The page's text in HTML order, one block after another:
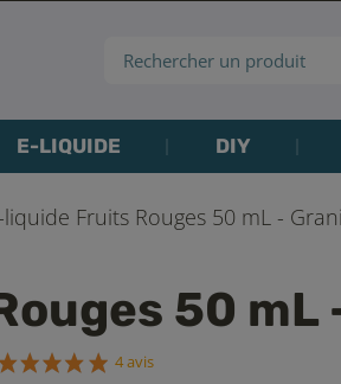
E-LIQUIDE DIY
liquide Fruits Rouges 50 mL -
50 mL
4 avis